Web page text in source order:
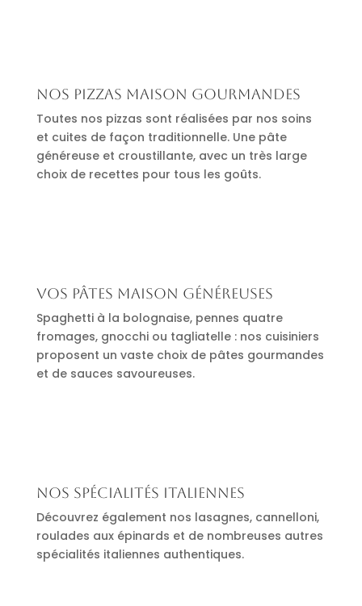
Nos pizzas maison gourmandes
Toutes nos pizzas sont réalisées par nos soins
et cuites de façon traditionnelle. Une pâte
généreuse et croustillante, avec un très large
choix de recettes pour tous les goûts.
Vos pâtes maison généreuses
Spaghetti à la bolognaise, pennes quatre
fromages, gnocchi ou tagliatelle : nos cuisiniers
proposent un vaste choix de pâtes gourmandes
et de sauces savoureuses.
Nos spécialités italiennes
Découvrez également nos lasagnes, cannelloni,
roulades aux épinards et de nombreuses autres
spécialités italiennes authentiques.